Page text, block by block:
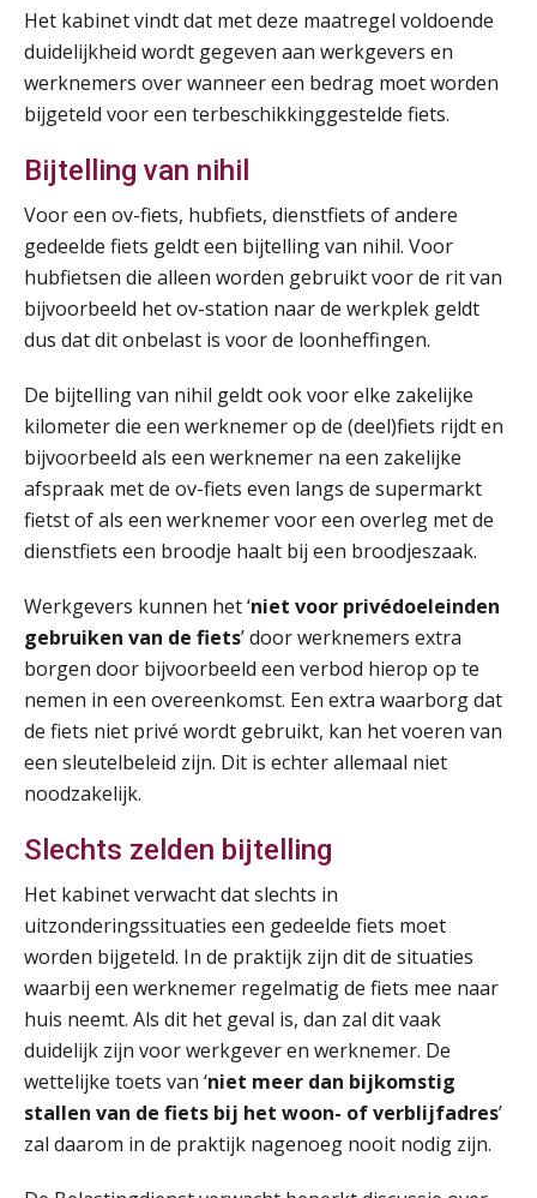
Het kabinet vindt dat met deze maatregel voldoende
duidelijkheid wordt gegeven aan werkgevers en
werknemers over wanneer een bedrag moet worden
bijgeteld voor een terbeschikkinggestelde fiets.
Bijtelling van nihil
Voor een ov-fiets, hubfiets, dienstfiets of andere
gedeelde fiets geldt een bijtelling van nihil. Voor
hubfietsen die alleen worden gebruikt voor de rit van
bijvoorbeeld het ov-station naar de werkplek geldt
dus dat dit onbelast is voor de loonheffingen.
De bijtelling van nihil geldt ook voor elke zakelijke
kilometer die een werknemer op de (deel)fiets rijdt en
bijvoorbeeld als een werknemer na een zakelijke
afspraak met de ov-fiets even langs de supermarkt
fietst of als een werknemer voor een overleg met de
dienstfiets een broodje haalt bij een broodjeszaak.
Werkgevers kunnen het ‘niet voor privédoeleinden
gebruiken van de fiets’ door werknemers extra
borgen door bijvoorbeeld een verbod hierop op te
nemen in een overeenkomst. Een extra waarborg dat
de fiets niet privé wordt gebruikt, kan het voeren van
een sleutelbeleid zijn. Dit is echter allemaal niet
noodzakelijk.
Slechts zelden bijtelling
Het kabinet verwacht dat slechts in
uitzonderingssituaties een gedeelde fiets moet
worden bijgeteld. In de praktijk zijn dit de situaties
waarbij een werknemer regelmatig de fiets mee naar
huis neemt. Als dit het geval is, dan zal dit vaak
duidelijk zijn voor werkgever en werknemer. De
wettelijke toets van ‘niet meer dan bijkomstig
stallen van de fiets bij het woon- of verblijfadres’
zal daarom in de praktijk nagenoeg nooit nodig zijn.
AUG
Practical Diploma in Payroll Administration (PDL®)
Markus Verbeek Praehep
14
AUG
HBO Programma Manager Payroll Services & Benefits
Markus Verbeek Praehep
17
AUG
Module Arbeidsrecht en Sociale Zekerheid VPS
Markus Verbeek Praehep
20
AUG
Module Loonheffingen PDL
Markus Verbeek Praehep
24
AUG
Module Loonheffingen VPS
Markus Verbeek Praehep
24
AUG
Summercourse Update loonheffingen en arbeidsrecht
MOCuitgevers
25
AUG
Summercourse: Kiezen en loslaten & een mindset die kansen ziet en vertrouwen geeft
MOCuitgevers
25
25
AUG
MOCuitgevers
25
AUG
Summercourse Werkkostenregeling
MOCuitgevers
25
AUG
Online Opleiding Praktijkdiploma Loonadministratie (PDL)
MOCuitgevers
25